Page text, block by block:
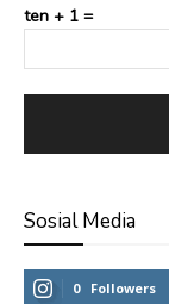
ten + 1 =
Sosial Media
0 Followers